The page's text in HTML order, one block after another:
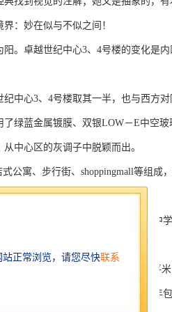
：妙在似与不似之间！
。卓越世纪中心3、4号楼的变化是
中心3、4号楼取其一半，也与西方对
绿蓝金属镀膜、双银LOW－E中空玻
中心区的灰调子中脱颖而出。
公寓、步行街、shoppingmall等组成
铁站100米。项目周围配套有实验中
、60、72平米平层均价19000元/平米
铺，均价47000元/平米。商铺前五年